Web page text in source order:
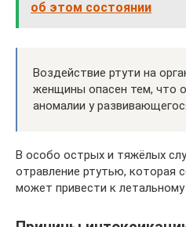
об этом состоянии
Воздействие ртути на
женщины опасен тем, что
аномалии у
В особо острых и тяжёлых
отравление ртутью, которая
может привести к летальному